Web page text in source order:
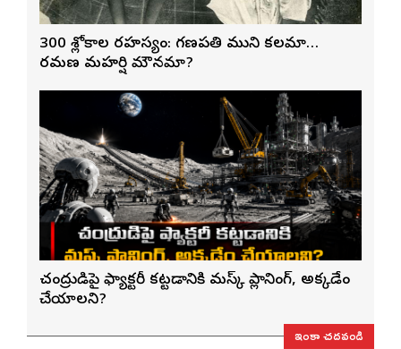
300 శ్లోకాల రహస్యం: గణపతి ముని కలమా…
రమణ మహర్షి మౌనమా?
చంద్రుడిపై ఫ్యాక్టరీ కట్టడానికి మస్క్ ప్లానింగ్, అక్కడేం
చేయాలని?
ఇంకా చదవండి